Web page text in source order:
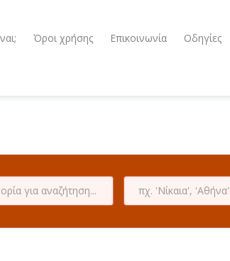
Όροι χρήσης Επικοινωνία Οδηγίες